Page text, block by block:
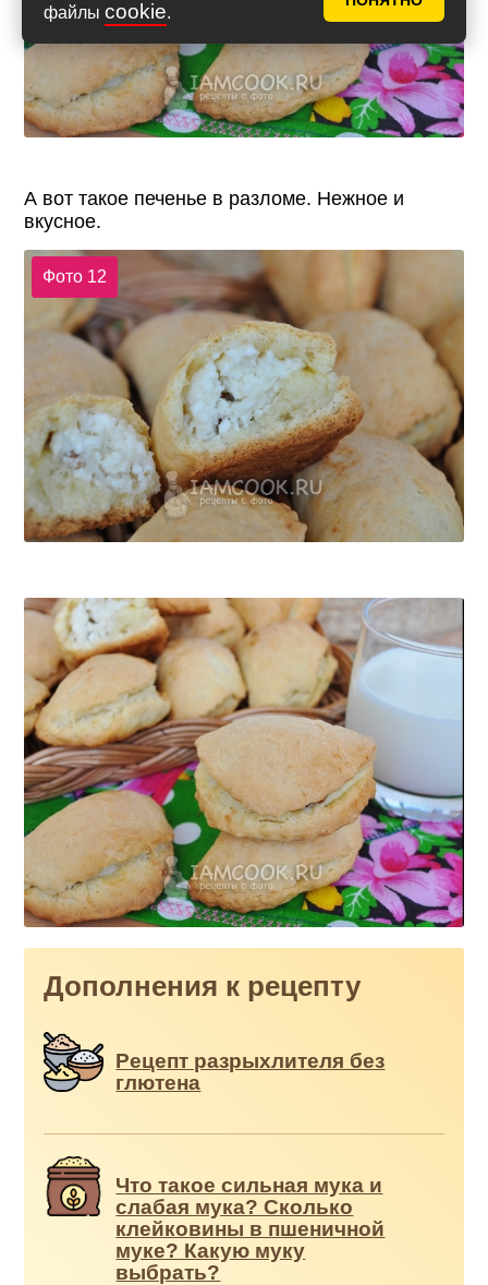
файлы cookie.
А вот такое печенье в разломе. Нежное и
вкусное.
Фото 12
Дополнения к рецепту
Рецепт разрыхлителя без
глютена
Что такое сильная мука и
слабая мука? Сколько
клейковины в пшеничной
муке? Какую муку
выбрать?